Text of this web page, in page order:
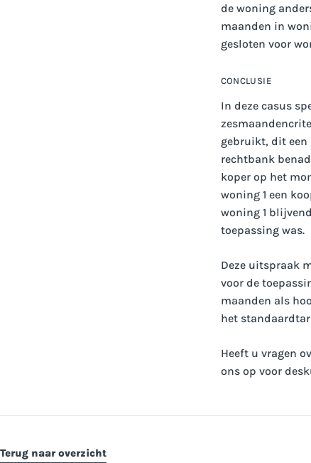
de woning
maanden in
gesloten voor
CONCLUSIE
In deze casus
gebruikt, dit
rechtbank
koper op het
woning 1 een
woning 1
toepassing was.
Deze uitspraak
voor de
maanden als
het
Heeft u vragen
ons op voor
Terug naar overzicht